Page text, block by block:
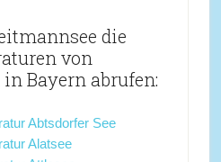
die
von
Bayern abrufen:
Abtsdorfer See
Alatsee